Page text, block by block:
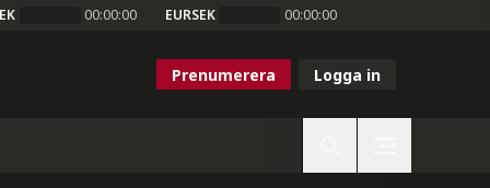
00:00:00 EURSEK 00:00:00
Prenumerera Logga in